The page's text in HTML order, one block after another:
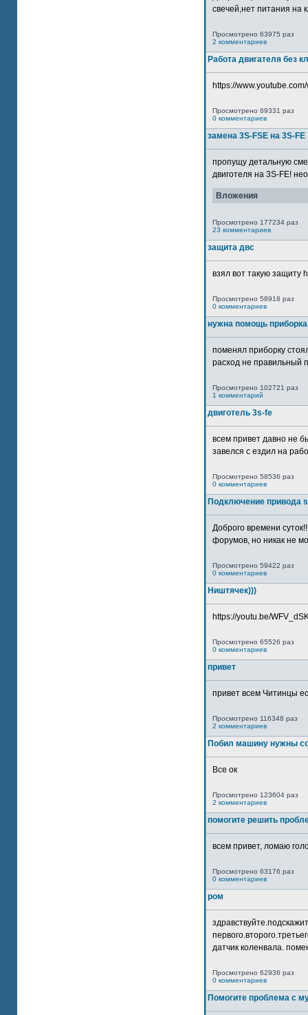
свечей,нет питания на
Просмотрено 63975 раз
2 комментариев
Работа двигателя без
https://
Просмотрено 69331 раз
0 комментариев
замена 3S-FSE на 3S-FE
пропущу детальную
двиготеля на 3S-FE!
Вложения
Просмотрено 177234 раз
23 комментариев
защита двс
взял вот такую защиту
Просмотрено 58918 раз
0 комментариев
нужна помощь
поменял приборку
расход не правильный
Просмотрено 102721 раз
1 комментарий
двиготель 3s-fe
всем привет давно не
завелся с ездил на
Просмотрено 58536 раз
0 комментариев
Подключение привода
Доброго времени
форумов, но никак не
Просмотрено 59422 раз
0 комментариев
Ништячек)))
https://youtu.be/
Просмотрено 65526 раз
0 комментариев
привет
привет всем Читинцы
Просмотрено 116348 раз
2 комментариев
Побил машину нужны
Все ок
Просмотрено 123604 раз
2 комментариев
помогите решить
всем привет, ломаю
Просмотрено 63176 раз
0 комментариев
ром
датчик коленвала.
Просмотрено 62936 раз
0 комментариев
Помогите проблема с